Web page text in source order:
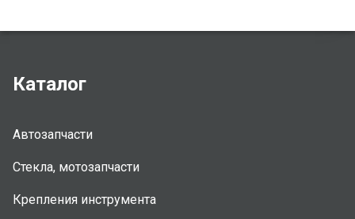
Каталог
Автозапчасти
Стекла, мотозапчасти
Крепления инструмента